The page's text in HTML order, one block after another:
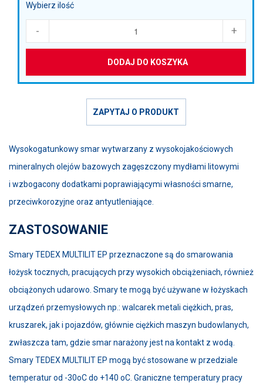
Wybierz ilość
+
-
DODAJ DO KOSZYKA
ZAPYTAJ O PRODUKT
Wysokogatunkowy smar wytwarzany z wysokojakościowych
mineralnych olejów bazowych zagęszczony mydłami litowymi
i wzbogacony dodatkami poprawiającymi własności smarne,
przeciwkorozyjne oraz antyutleniające.
ZASTOSOWANIE
Smary TEDEX MULTILIT EP przeznaczone są do smarowania
łożysk tocznych, pracujących przy wysokich obciążeniach, również
obciążonych udarowo. Smary te mogą być używane w łożyskach
urządzeń przemysłowych np.: walcarek metali ciężkich, pras,
kruszarek, jak i pojazdów, głównie ciężkich maszyn budowlanych,
zwłaszcza tam, gdzie smar narażony jest na kontakt z wodą.
Smary TEDEX MULTILIT EP mogą być stosowane w przedziale
temperatur od -30oC do +140 oC. Graniczne temperatury pracy